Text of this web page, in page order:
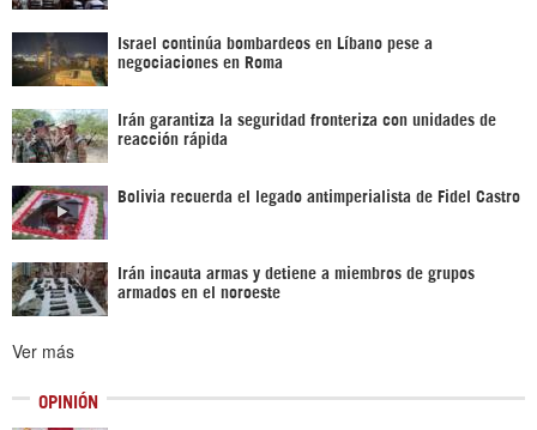
Israel continúa bombardeos en Líbano pese a
negociaciones en Roma
Irán garantiza la seguridad fronteriza con unidades de
reacción rápida
Bolivia recuerda el legado antimperialista de Fidel Castro
Irán incauta armas y detiene a miembros de grupos
armados en el noroeste
Ver más
OPINIÓN